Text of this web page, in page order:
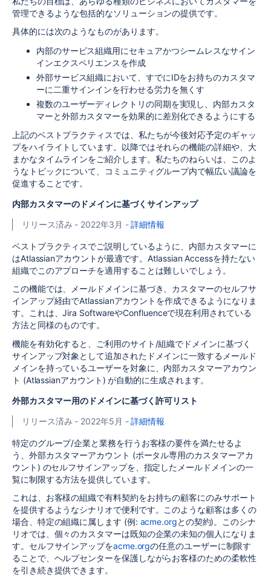
管理できるような包括的なソリューションの提供です。
具体的には次のようなものがあります。
内部のサービス組織用にセキュアかつシームレスなサイン
インエクスペリエンスを作成
外部サービス組織において、すでにIDをお持ちのカスタマ
ーに二重サインインを行わせる労力を無くす
複数のユーザーディレクトリの同期を実現し、内部カスタ
マーと外部カスタマーを効果的に差別化できるようにする
上記のベストプラクティスでは、私たちが今後対応予定のギャッ
プをハイライトしています。以降ではそれらの機能の詳細や、大
まかなタイムラインをご紹介します。私たちのねらいは、このよ
うなトピックについて、コミュニティグループ内で幅広い議論を
促進することです。
内部カスタマーのドメインに基づくサインアップ
リリース済み - 2022年3月 -詳細情報
ベストプラクティスでご説明しているように、内部カスタマーに
はAtlassianアカウントが最適です。Atlassian Accessを持たない
組織でこのアプローチを適用することは難しいでしょう。
この機能では、メールドメインに基づき、カスタマーのセルフサ
インアップ経由でAtlassianアカウントを作成できるようになりま
す。これは、Jira SoftwareやConfluenceで現在利用されている
方法と同様のものです。
機能を有効化すると、ご利用のサイト/組織でドメインに基づく
サインアップ対象として追加されたドメインに一致するメールド
メインを持っているユーザーを対象に、内部カスタマーアカウン
ト (Atlassianアカウント) が自動的に生成されます。
外部カスタマー用のドメインに基づく許可リスト
リリース済み - 2022年5月 -詳細情報
特定のグループ/企業と業務を行うお客様の要件を満たせるよ
う、外部カスタマーアカウント (ポータル専用のカスタマーアカ
ウント) のセルフサインアップを、指定したメールドメインの一
覧に制限する方法を提供しています。
これは、お客様の組織で有料契約をお持ちの顧客にのみサポート
を提供するようなシナリオで便利です。このような顧客は多くの
場合、特定の組織に属します (例: acme.orgとの契約)。このシナ
リオでは、個々のカスタマーは既知の企業の未知の個人になりま
す。セルフサインアップをacme.orgの任意のユーザーに制限す
ることで、ヘルプセンターを保護しながらお客様のための柔軟性
を引き続き提供できます。